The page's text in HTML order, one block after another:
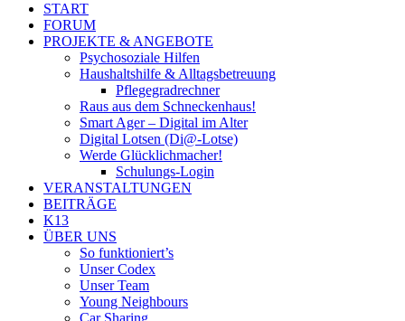
START
FORUM
PROJEKTE & ANGEBOTE
Psychosoziale Hilfen
Haushaltshilfe & Alltagsbetreuung
Pflegegradrechner
Raus aus dem Schneckenhaus!
Smart Ager – Digital im Alter
Digital Lotsen (Di@-Lotse)
Werde Glücklichmacher!
Schulungs-Login
VERANSTALTUNGEN
BEITRÄGE
K13
ÜBER UNS
So funktioniert’s
Unser Codex
Unser Team
Young Neighbours